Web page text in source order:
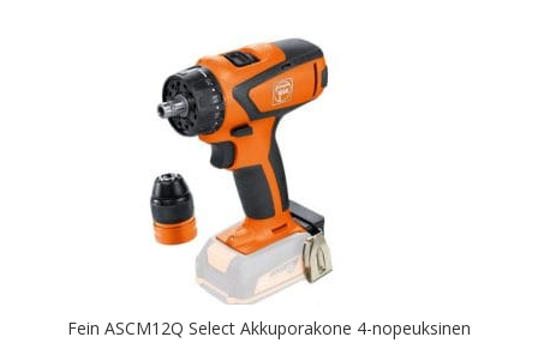
Fein ASCM12Q Select Akkuporakone 4-nopeuksinen